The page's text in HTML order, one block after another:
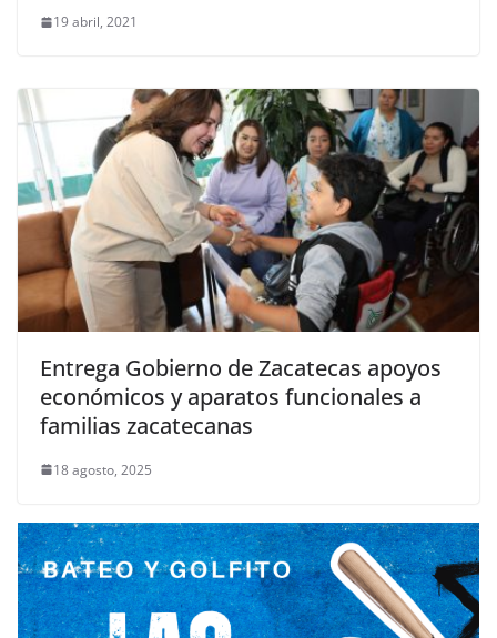
19 abril, 2021
Entrega Gobierno de Zacatecas apoyos
económicos y aparatos funcionales a
familias zacatecanas
18 agosto, 2025